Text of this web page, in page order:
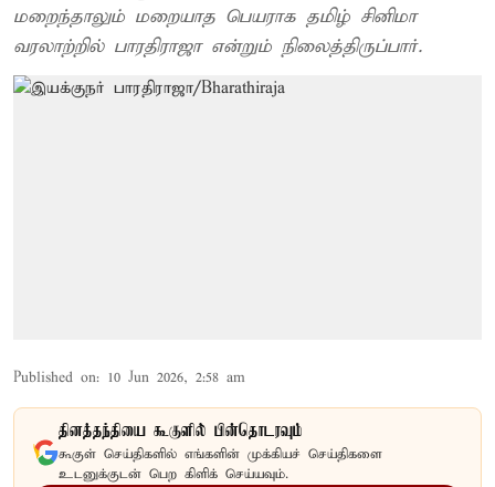
மறைந்தாலும் மறையாத பெயராக தமிழ் சினிமா
வரலாற்றில் பாரதிராஜா என்றும் நிலைத்திருப்பார்.
Published on: 10 Jun 2026, 2:58 am
தினத்தந்தியை கூகுளில் பின்தொடரவும்
கூகுள் செய்திகளில் எங்களின் முக்கியச் செய்திகளை
உடனுக்குடன் பெற கிளிக் செய்யவும்.